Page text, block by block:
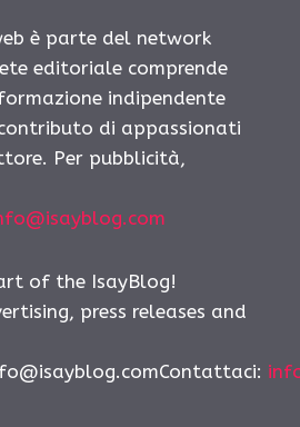
è parte del network
editoriale comprende
indipendente
di appassionati
Per pubblicità,
of the IsayBlog!
press releases and
: